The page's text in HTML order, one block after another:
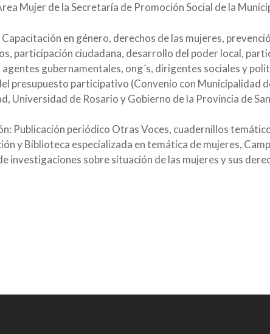
Mujer de la Secretaría de Promoción Social de la
en género, derechos de las mujeres,
participación ciudadana, desarrollo del poder local,
gubernamentales, ong´s, dirigentes sociales y
presupuesto participativo (Convenio con Municipalidad
Universidad de Rosario y Gobierno de la Provincia de
Publicación periódico Otras Voces, cuadernillos
y Biblioteca especializada en temática de mujeres,
investigaciones sobre situación de las mujeres y sus